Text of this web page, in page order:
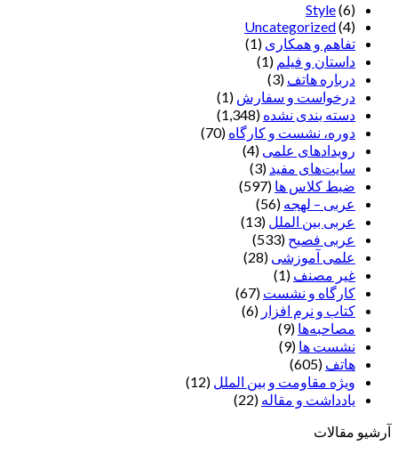
Style(6)
Uncategorized(4)
تفاهم و همکاری (1)
داستان و فیلم (1)
درباره هاتف (3)
درخواست و سفارش (1)
دسته بندی نشده (1,348)
دوره، نشست و کارگاه (70)
رویدادهای علمی (4)
سایت‌های مفید (3)
ضبط کلاس ها (597)
عربی – لهجه (56)
عربی بین الملل (13)
عربی فصیح (533)
علمی آموزشی (28)
غير مصنف (1)
کارگاه و نشست (67)
کتاب و نرم افزار (6)
مصاحبه‌ها (9)
نشست ها (9)
هاتف (605)
ویژه مقاومت و بین الملل (12)
یادداشت‌ و مقاله (22)
آرشیو مقالات